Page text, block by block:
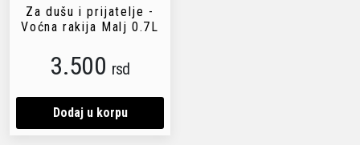
Za dušu i prijatelje -
Voćna rakija Malj 0.7L
3.500 rsd
Dodaj u korpu